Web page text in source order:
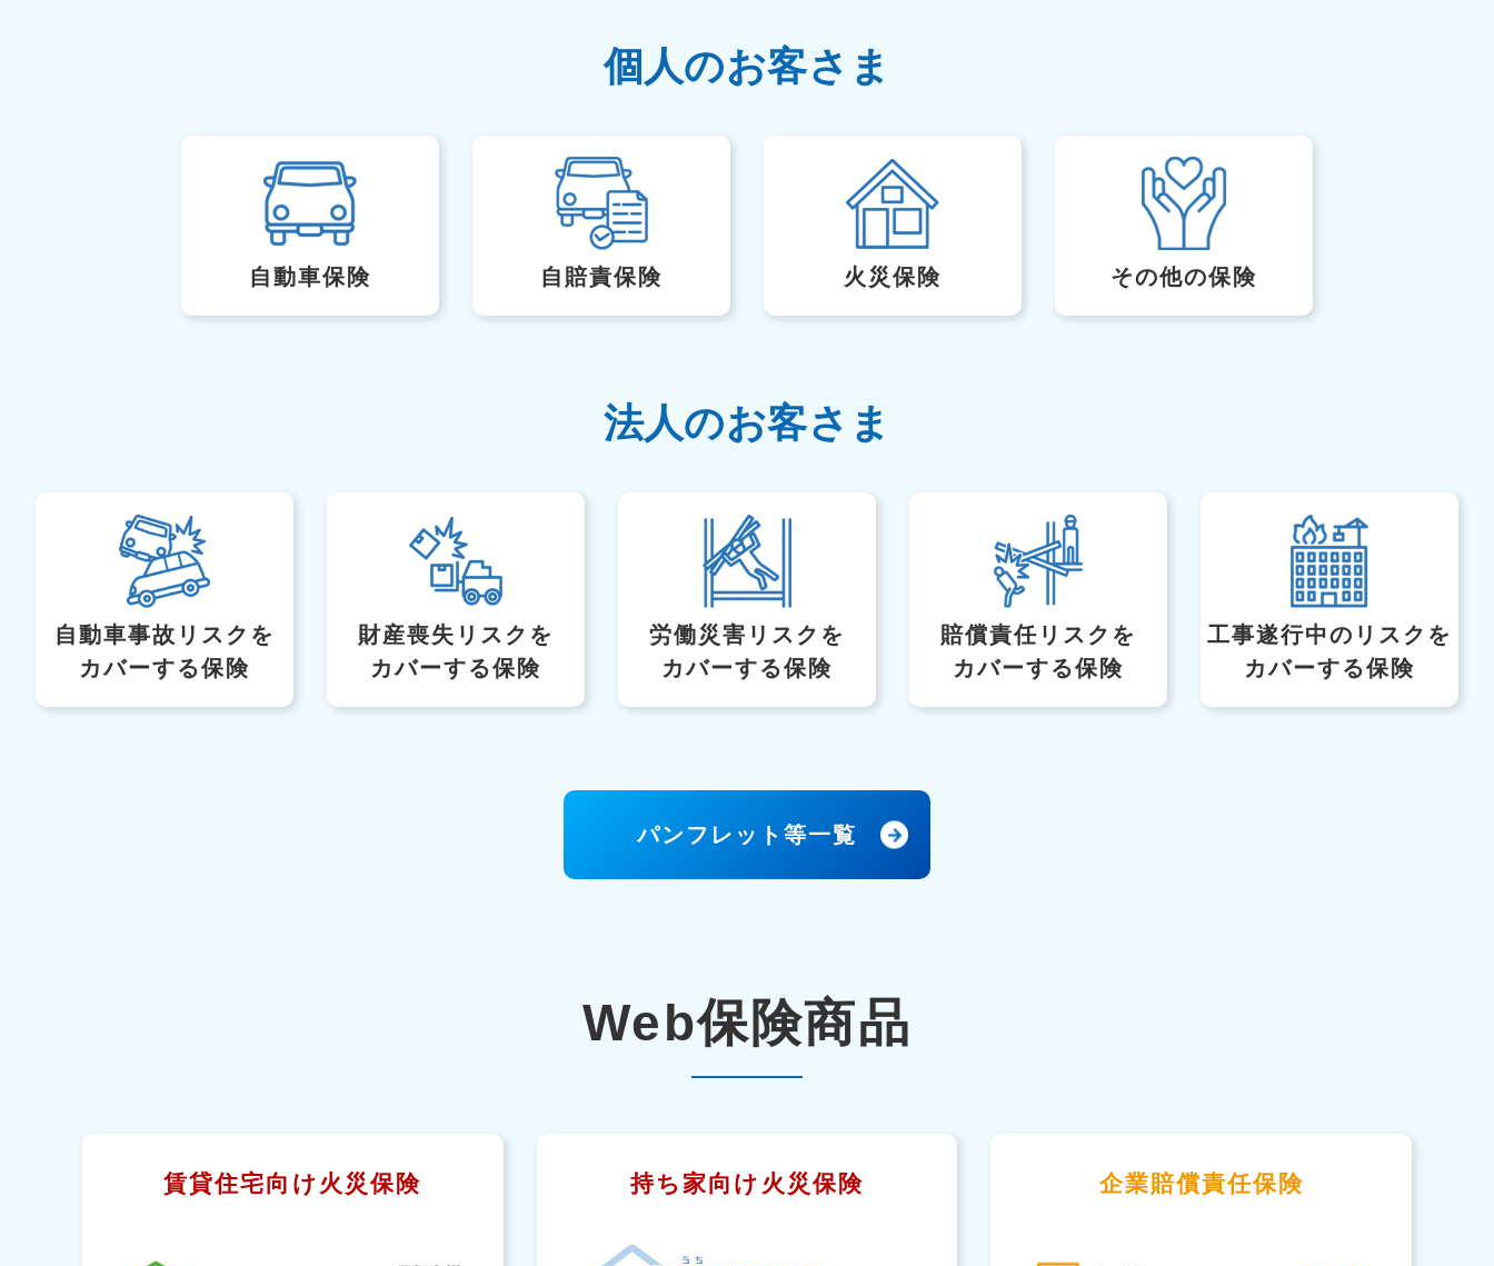
個人のお客さま
自動車保険 自賠責保険 火災保険 その他の保険
法人のお客さま
自動車事故リスク を
カバーする保険
財産喪失リスク を
カバーする保険
労働災害リスクを
カバーする保険
賠償責任リスクを
カバーする保険
工事遂行中のリスク を
カバーする保険
パンフレット等一覧
Web保険商品
賃貸住宅向け火災保険 持ち家向け火災保険 企業賠償責任保険